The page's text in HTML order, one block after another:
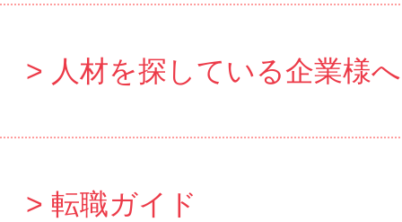
人材を探している企業様へ
転職ガイド